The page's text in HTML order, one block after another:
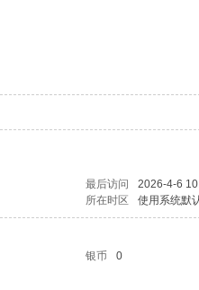
最后访问
2026-4-6
所在时区 使用系统默
银币 0